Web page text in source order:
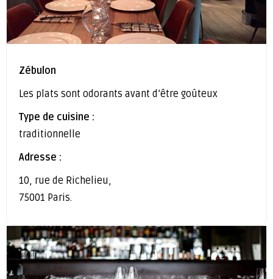
Zébulon
Les plats sont odorants avant d’être goûteux
Type de cuisine :
traditionnelle
Adresse :
10, rue de Richelieu,
75001 Paris.